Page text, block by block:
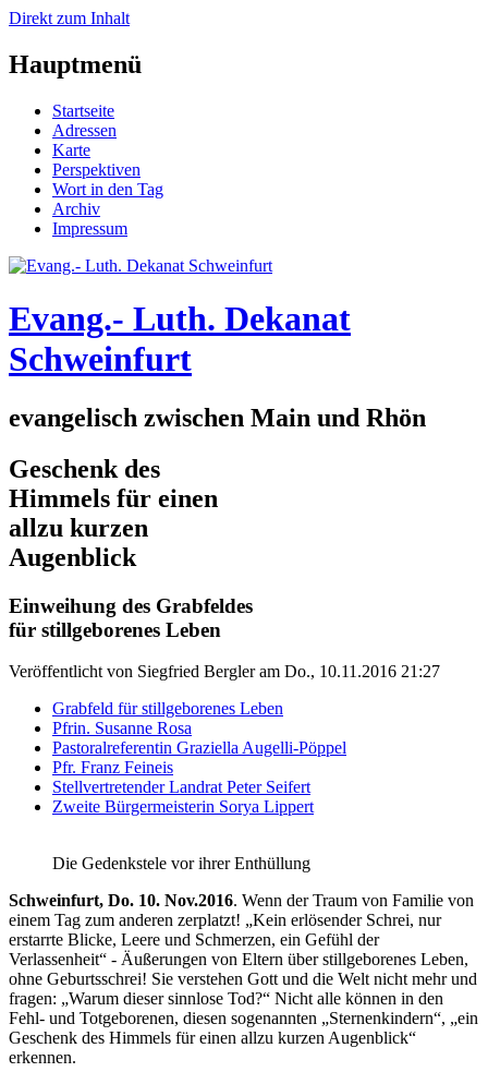
Direkt zum Inhalt
Hauptmenü
Startseite
Adressen
Karte
Perspektiven
Wort in den Tag
Archiv
Impressum
Evang.- Luth. Dekanat
Schweinfurt
evangelisch zwischen Main und Rhön
Geschenk des
Himmels für einen
allzu kurzen
Augenblick
Einweihung des Grabfeldes
für stillgeborenes Leben
Veröffentlicht von Siegfried Bergleram Do., 10.11.2016 21:27
Grabfeld für stillgeborenes Leben
Pfrin. Susanne Rosa
Pastoralreferentin Graziella Augelli-Pöppel
Pfr. Franz Feineis
Stellvertretender Landrat Peter Seifert
Zweite Bürgermeisterin Sorya Lippert
Die Gedenkstele vor ihrer Enthüllung
Schweinfurt, Do. 10. Nov.2016. Wenn der Traum von Familie von
einem Tag zum anderen zerplatzt! „Kein erlösender Schrei, nur
erstarrte Blicke, Leere und Schmerzen, ein Gefühl der
Verlassenheit“ - Äußerungen von Eltern über stillgeborenes Leben,
ohne Geburtsschrei! Sie verstehen Gott und die Welt nicht mehr und
fragen: „Warum dieser sinnlose Tod?“ Nicht alle können in den
Fehl- und Totgeborenen, diesen sogenannten „Sternenkindern“, „ein
Geschenk des Himmels für einen allzu kurzen Augenblick“
erkennen.